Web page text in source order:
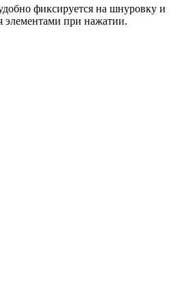
фиксируется на шнуровку и
элементами при нажатии.